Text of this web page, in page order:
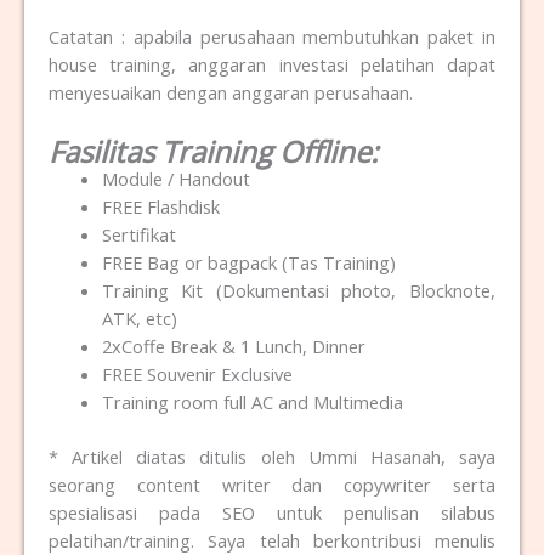
Catatan : apabila perusahaan membutuhkan paket in
house training, anggaran investasi pelatihan dapat
menyesuaikan dengan anggaran perusahaan.
Fasilitas Training Offline:
Module / Handout
FREE Flashdisk
Sertifikat
FREE Bag or bagpack (Tas Training)
Training Kit (Dokumentasi photo, Blocknote,
ATK, etc)
2xCoffe Break & 1 Lunch, Dinner
FREE Souvenir Exclusive
Training room full AC and Multimedia
* Artikel diatas ditulis oleh Ummi Hasanah, saya
seorang content writer dan copywriter serta
spesialisasi pada SEO untuk penulisan silabus
pelatihan/training. Saya telah berkontribusi menulis